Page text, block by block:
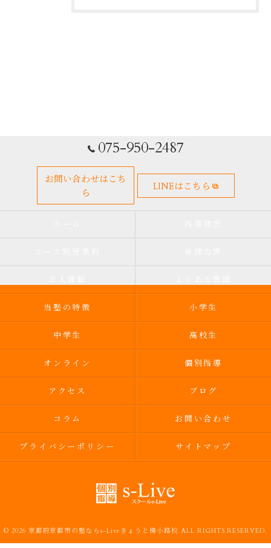
075-950-2487
お問い合わせはこち
ら
LINEはこちら
当塾の特徴 小学生
中学生 高校生
オンライン 個別指導
アクセス ブログ
コラム お問い合わせ
プライバシーポリシー サイトマップ
© 2026 京都府京都市の塾ならs-Liveきょうと梅小路校 ALL RIGHTS RESERVED.